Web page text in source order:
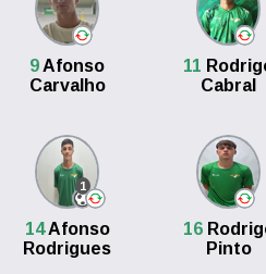
9Afonso
Carvalho
11
Cabral
1
14Afonso
Rodrigues
16
Pinto